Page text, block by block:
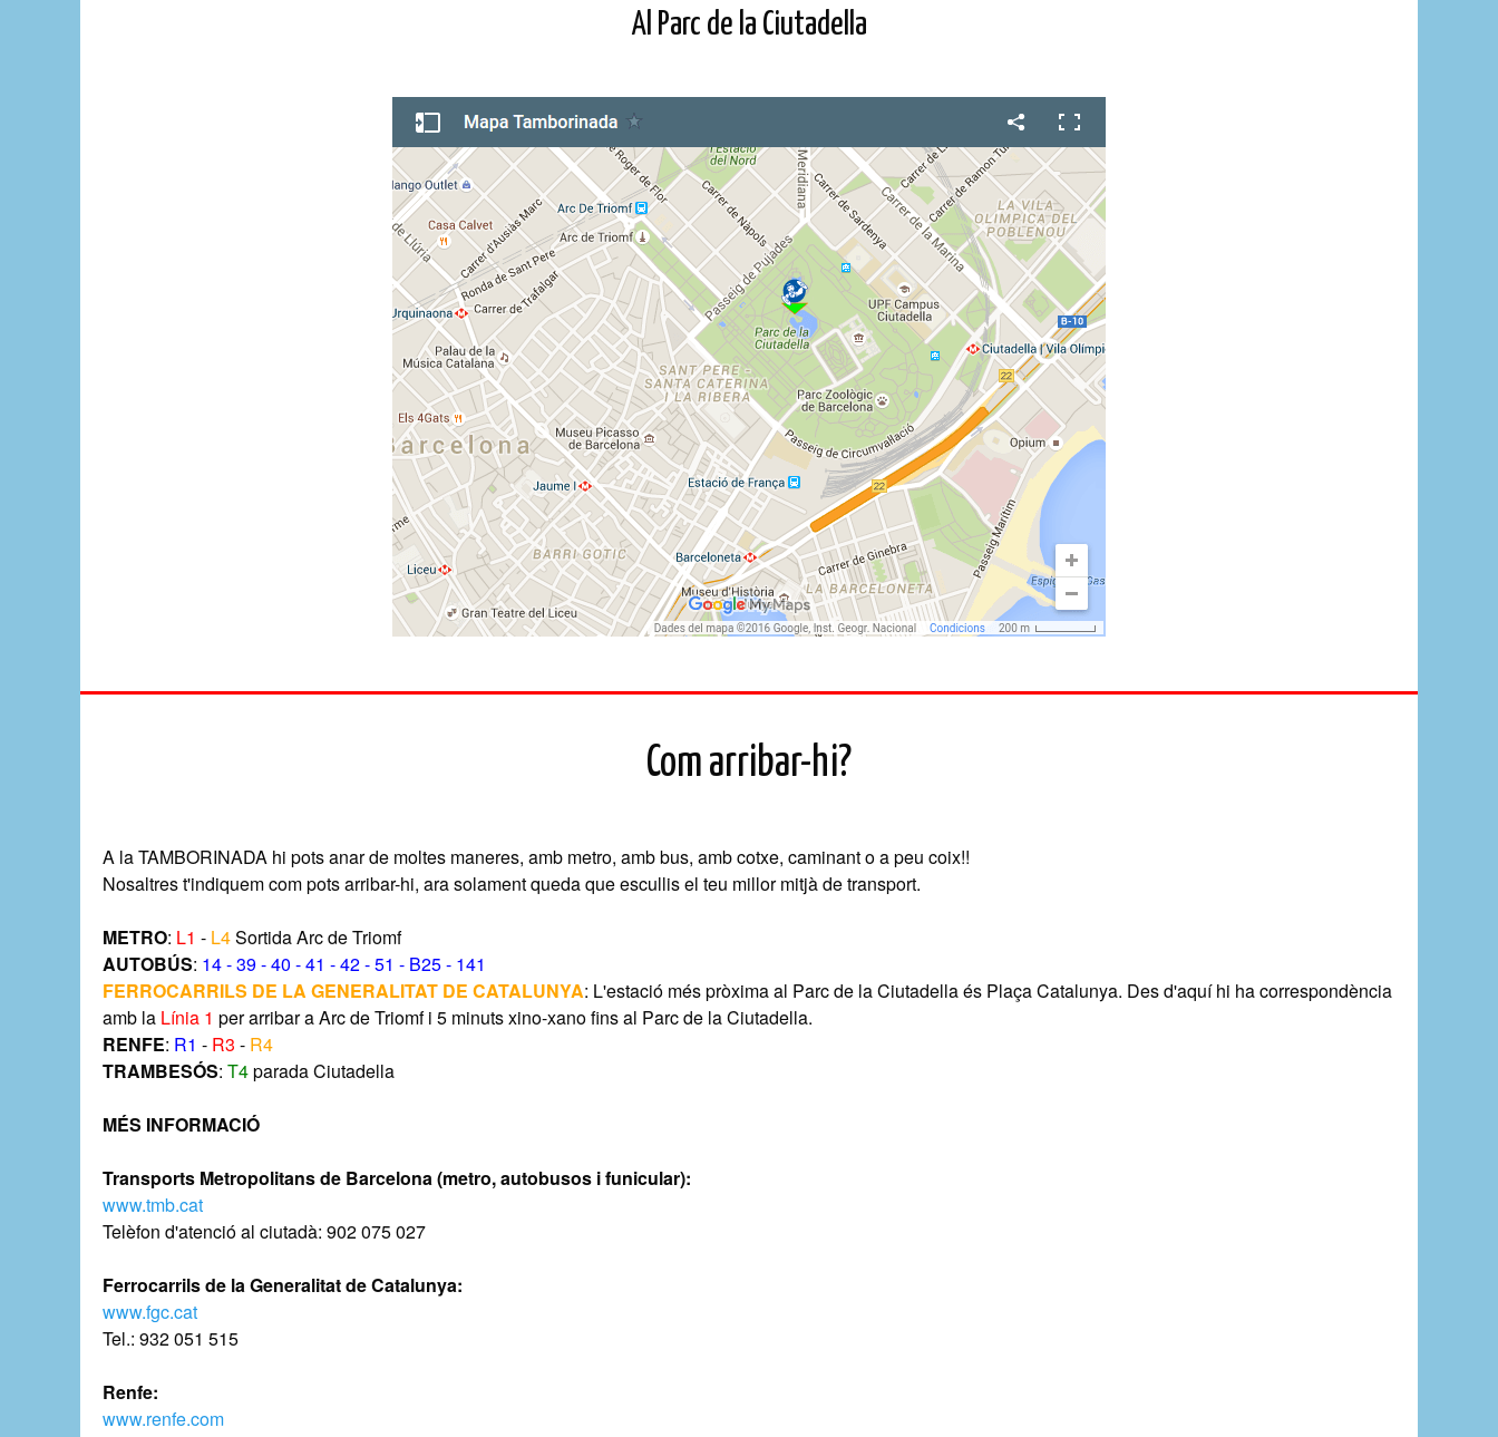
Al Parc de la Ciutadella
Com arribar-hi?
A la TAMBORINADA hi pots anar de moltes maneres, amb metro, amb bus, amb cotxe, caminant o a peu coix!!
Nosaltres t'indiquem com pots arribar-hi, ara solament queda que escullis el teu millor mitjà de transport.
METRO: L1 - L4Sortida Arc de Triomf
AUTOBÚS: 14 - 39 - 40 - 41 - 42 - 51 - B25 - 141
FERROCARRILS DE LA GENERALITAT DE CATALUNYA: L'estació més pròxima al Parc de la Ciutadella és Plaça Catalunya. Des d'aquí hi ha correspondència
amb la Línia 1 per arribar a Arc de Triomf i 5 minuts xino-xano fins al Parc de la Ciutadella.
RENFE: R1 - R3 - R4
TRAMBESÓS: T4parada Ciutadella
MÉS INFORMACIÓ
Transports Metropolitans de Barcelona (metro, autobusos i funicular):
www.tmb.cat
Telèfon d'atenció al ciutadà: 902 075 027
Ferrocarrils de la Generalitat de Catalunya:
www.fgc.cat
Tel.: 932 051 515
Renfe:
www.renfe.com